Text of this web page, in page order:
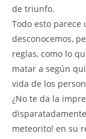
de triunfo.
Todo esto
desconocemos,
reglas, como lo
matar a según
vida de los
¿No te da la
meteorito! en su